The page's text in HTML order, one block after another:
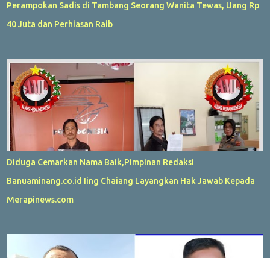
Perampokan Sadis di Tambang Seorang Wanita Tewas, Uang Rp
40 Juta dan Perhiasan Raib
Diduga Cemarkan Nama Baik,Pimpinan Redaksi
Banuaminang.co.id Iing Chaiang Layangkan Hak Jawab Kepada
Merapinews.com